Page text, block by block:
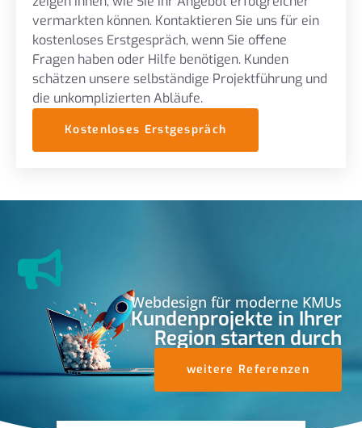
vermarkten können. Kontaktieren Sie uns für ein
kostenloses Erstgespräch, wenn Sie offene
Fragen haben oder Hilfe benötigen. Kunden
schätzen unsere selbständige Projektführung und
die unkomplizierten Abläufe.
Kostenloses Erstgespräch
Webdesign für moderne KMUs
Kundenprojekte in Ihrer
Region starten durch
weitere Referenzen